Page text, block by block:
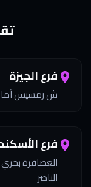
فرع الجيزة
ش رمسيس أمام
فرع
الناصر